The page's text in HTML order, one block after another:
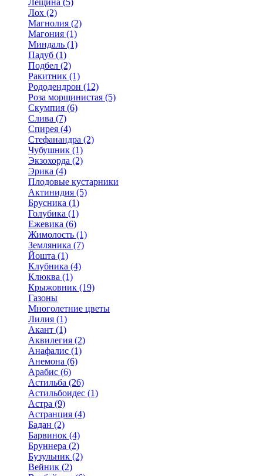
Лещина (5)
Лох (2)
Магнолия (2)
Магония (1)
Миндаль (1)
Падуб (1)
Подбел (2)
Ракитник (1)
Рододендрон (12)
Роза морщинистая (5)
Скумпия (6)
Слива (7)
Спирея (4)
Стефанандра (2)
Чубушник (1)
Экзохорда (2)
Эрика (4)
Плодовые кустарники
Актинидия (5)
Брусника (1)
Голубика (1)
Ежевика (6)
Жимолость (1)
Земляника (7)
Йошта (1)
Клубника (4)
Клюква (1)
Крыжовник (19)
Газоны
Многолетние цветы
Лилия (1)
Акант (1)
Аквилегия (2)
Анафалис (1)
Анемона (6)
Арабис (6)
Астильба (26)
Астильбоидес (1)
Астра (9)
Астранция (4)
Бадан (2)
Барвинок (4)
Бруннера (2)
Бузульник (2)
Вейник (2)